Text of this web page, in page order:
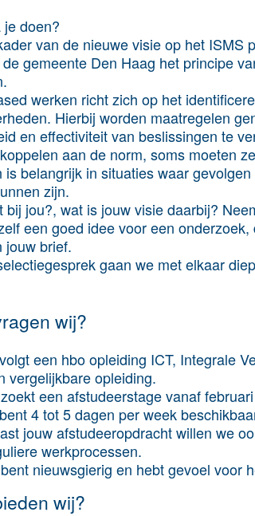
je doen?
van de nieuwe visie op het ISMS
gemeente Den Haag het principe
werken richt zich op het
Hierbij worden maatregelen
en effectiviteit van beslissingen te
aan de norm, soms moeten
is belangrijk in situaties waar
zijn.
bij jou?, wat is jouw visie daarbij?
een goed idee voor een
jouw brief.
gaan we met elkaar
wij?
een hbo opleiding ICT, Integrale
vergelijkbare opleiding.
een afstudeerstage vanaf
4 tot 5 dagen per week
jouw afstudeeropdracht willen we
werkprocessen.
nieuwsgierig en hebt gevoel voor
wij?